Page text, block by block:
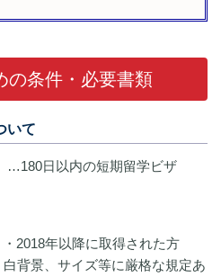
の条件・必要書類
いて
…180日以内の短期留学ビザ
2018年以降に取得された方
背景、サイズ等に厳格な規定あ